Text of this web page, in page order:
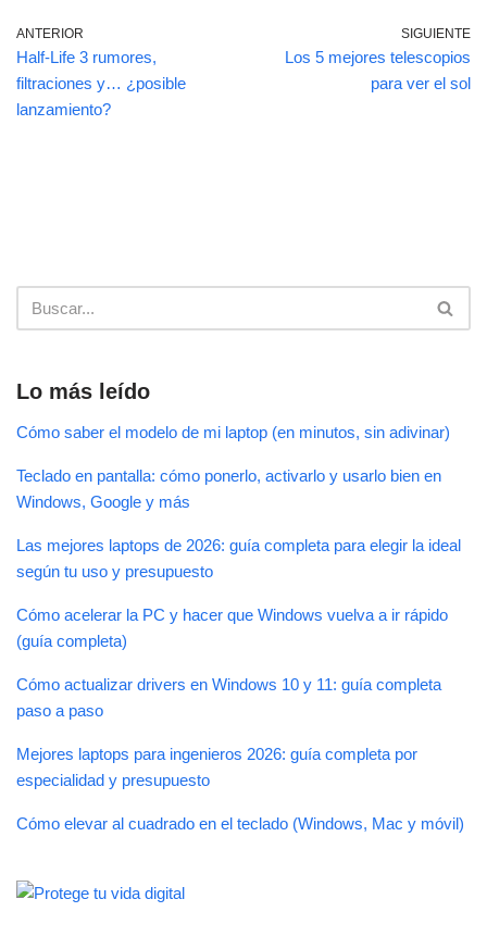
ANTERIOR
Half-Life 3 rumores,
filtraciones y… ¿posible
lanzamiento?
SIGUIENTE
Los 5 mejores telescopios
para ver el sol
Lo más leído
Cómo saber el modelo de mi laptop (en minutos, sin adivinar)
Teclado en pantalla: cómo ponerlo, activarlo y usarlo bien en
Windows, Google y más
Las mejores laptops de 2026: guía completa para elegir la ideal
según tu uso y presupuesto
Cómo acelerar la PC y hacer que Windows vuelva a ir rápido
(guía completa)
Cómo actualizar drivers en Windows 10 y 11: guía completa
paso a paso
Mejores laptops para ingenieros 2026: guía completa por
especialidad y presupuesto
Cómo elevar al cuadrado en el teclado (Windows, Mac y móvil)